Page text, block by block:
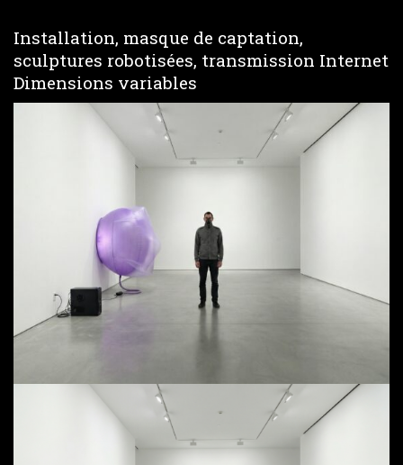
Installation, masque de captation,
sculptures robotisées, transmission Internet
Dimensions variables